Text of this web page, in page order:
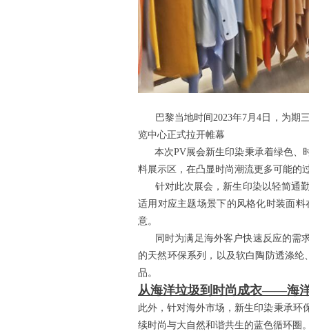
巴黎当地时间 2023年7月4日，为期
览中心正式拉开帷幕
本次PV展会新生印染秉承着绿色、
料展示区，在凸显时尚潮流更多可能的
针对此次展会，新生印染以轻简通勤
适用对应主题场景下的风格化时装面
意。
同时为满足海外客户快速反应的需
的天然环保系列，以及软白陶防透涤
品。
从海洋垃圾到时尚成衣——海
此外，针对海外市场，新生印染秉承环
续时尚与大自然和谐共生的蓝色循环圈